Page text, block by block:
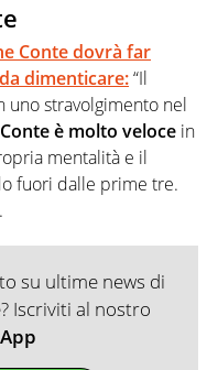
Conte dovrà far
dimenticare:“Il
uno stravolgimento nel
è molto veloce in
mentalità e il
fuori dalle prime tre.
su ultime news di
Iscriviti al nostro